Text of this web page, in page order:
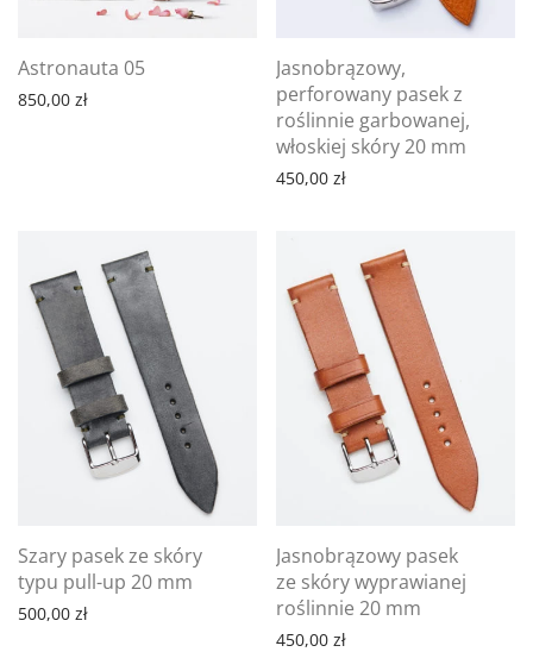
Astronauta 05
850,00 zł
Jasnobrązowy,
perforowany pasek z
roślinnie garbowanej,
włoskiej skóry 20 mm
450,00 zł
Szary pasek ze skóry
typu pull-up 20 mm
500,00 zł
Jasnobrązowy pasek
ze skóry wyprawianej
roślinnie 20 mm
450,00 zł